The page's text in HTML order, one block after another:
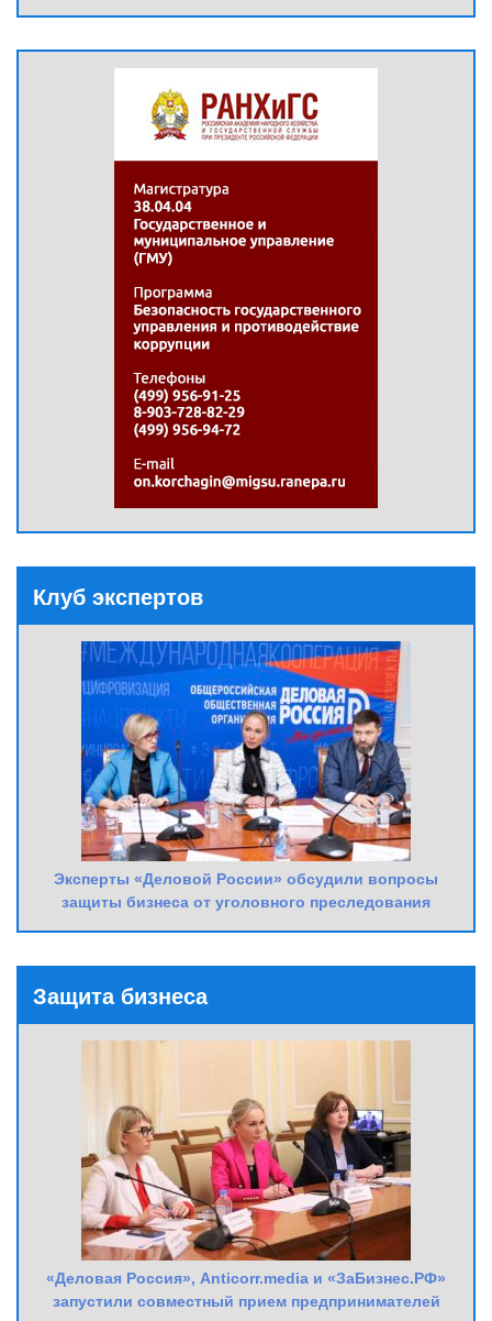
Клуб экспертов
Эксперты «Деловой России» обсудили вопросы
защиты бизнеса от уголовного преследования
Защита бизнеса
«Деловая Россия», Anticorr.media и «ЗаБизнес.РФ»
запустили совместный прием предпринимателей